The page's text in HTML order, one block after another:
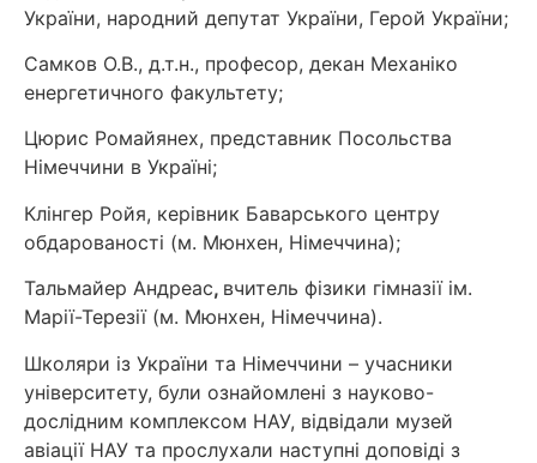
України, народний депутат України, Герой України;
Самков О.В., д.т.н., професор, декан Механіко
енергетичного факультету;
Цюрис Ромайянех, представник Посольства
Німеччини в Україні;
Клінгер Ройя, керівник Баварського центру
обдарованості (м. Мюнхен, Німеччина);
Тальмайер Андреас, вчитель фізики гімназії ім.
Марії-Терезії (м. Мюнхен, Німеччина).
Школяри із України та Німеччини – учасники
університету, були ознайомлені з науково-
дослідним комплексом НАУ, відвідали музей
авіації НАУ та прослухали наступні доповіді з